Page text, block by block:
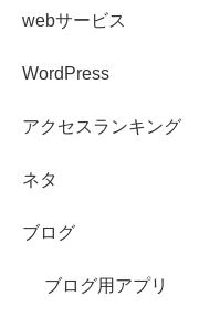
webサービス
WordPress
アクセスランキング
ネタ
ブログ
ブログ用アプリ